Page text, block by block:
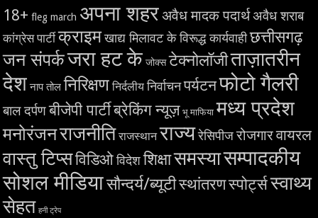
18+ fleg march अपना शहरअवैध मादक पदार्थअवैध शराब
कांग्रेस पार्टी क्राइमखाद्य मिलावट के विरूद्ध कार्यवाहीछत्तीसगढ़
जन संपर्कजरा हट के जोक्स टेक्नोलॉजीताज़ातरीन
देश नाप तोल निरिक्षण निर्दलीय निर्वाचनपर्यटनफोटो गैलरी
बाल दर्पणबीजेपी पार्टीब्रेकिंग न्यूज़ भू माफिया मध्य प्रदेश
मनोरंजनराजनीति राजस्थान राज्यरेसिपीज रोजगारवायरल
वास्तु टिप्सविडिओ विदेश शिक्षासमस्यासम्पादकीय
सोशल मीडियासौन्दर्य/ब्यूटीस्थांतरणस्पोर्ट्सस्वाथ्य
सेहत हनी ट्रेप